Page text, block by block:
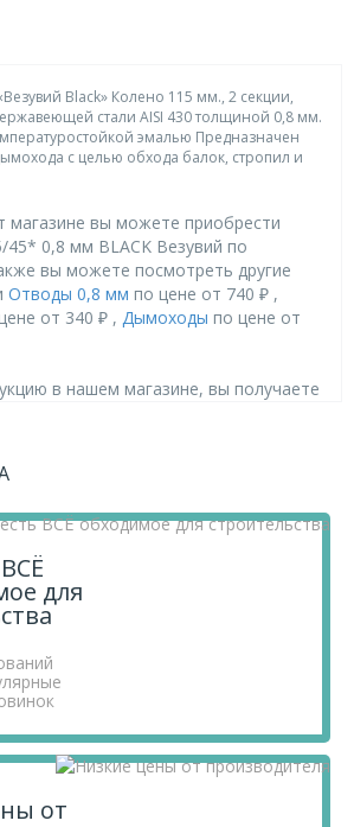
Black» Колено 115 мм., 2 секции,
стали AISI 430 толщиной 0,8 мм.
эмалью Предназначен
с целью обхода балок, стропил и
магазине вы можете приобрести
45* 0,8 мм BLACK Везувий по
вы можете посмотреть другие
Отводы 0,8 мм по цене от 740 ₽ ,
от 340 ₽ , Дымоходы по цене от
в нашем магазине, вы получаете
его в «Корзину» и оформите свой
вопросы, вы можете задать их по
68 02или в онлайн-чате прямо на
для
от